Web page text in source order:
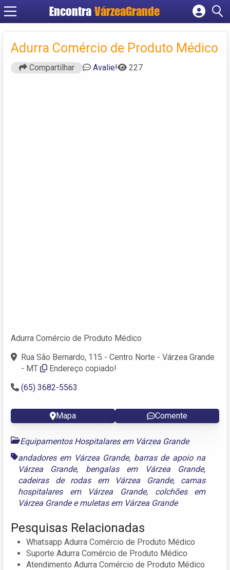
Encontra VárzeaGrande
Cadastrar empresa
Criar conta
Adurra Comércio de Produto Médico
Compartilhar Avalie! 227
Adurra Comércio de Produto Médico
Rua São Bernardo, 115 - Centro Norte - Várzea Grande
- MT
Endereço copiado!
(65) 3682-5563
Mapa Comente
Equipamentos Hospitalares em Várzea Grande
andadores em Várzea Grande, barras de apoio na
Várzea Grande, bengalas em Várzea Grande,
cadeiras de rodas em Várzea Grande, camas
hospitalares em Várzea Grande, colchões em
Várzea Grandeemuletas em Várzea Grande
Pesquisas Relacionadas
Whatsapp Adurra Comércio de Produto Médico
Suporte Adurra Comércio de Produto Médico
Atendimento Adurra Comércio de Produto Médico